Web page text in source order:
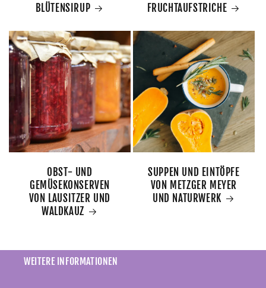
BLÜTENSIRUP
FRUCHTAUFSTRICHE
OBST- UND
GEMÜSEKONSERVEN
VON LAUSITZER UND
WALDKAUZ
SUPPEN UND EINTÖPFE
VON METZGER MEYER
UND NATURWERK
WEITERE INFORMATIONEN